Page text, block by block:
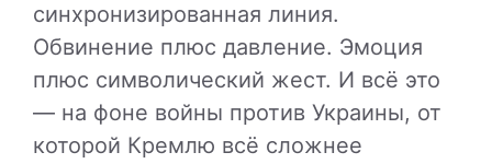
синхронизированная линия.
Обвинение плюс давление. Эмоция
плюс символический жест. И всё это
— на фоне войны против Украины, от
которой Кремлю всё сложнее